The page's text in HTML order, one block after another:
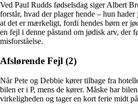
Ved Paul Rudds fødselsdag siger Albert
forstår, hvad der plager hende – hun
at det er mærkeligt, fordi hendes børn er
en fejl i denne påstand om jødisk arv, der
misforståelse.
Afslørende Fejl (2)
Når Pete og Debbie kører tilbage fra
bilen er i P, mens de kører. Måske har
virkeligheden og tager en kort ferie midt